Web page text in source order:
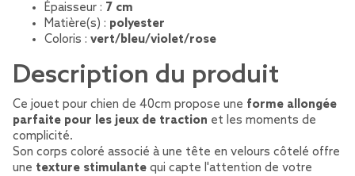
Épaisseur : 7 cm
Matière(s) : polyester
Coloris : vert/bleu/violet/rose
Description du produit
Ce jouet pour chien de 40cm propose une forme allongée
parfaite pour les jeux de traction et les moments de
complicité.
Son corps coloré associé à une tête en velours côtelé offre
une texture stimulante qui capte l'attention de votre